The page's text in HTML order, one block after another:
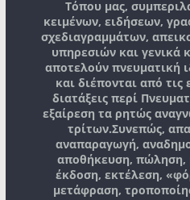
Τόπου μας,
κειμένων, ειδήσεων,
σχεδιαγραμμάτων,
υπηρεσιών και γενικά
αποτελούν πνευματική
και διέπονται από τις
διατάξεις περί
εξαίρεση τα ρητώς
τρίτων.Συνεπώς,
αναπαραγωγή,
αποθήκευση, πώληση,
έκδοση, εκτέλεση,
μετάφραση,